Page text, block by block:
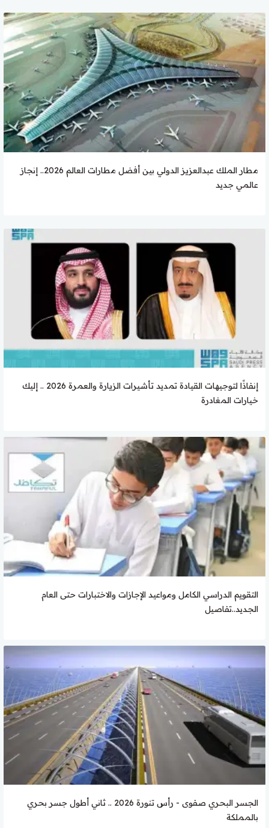
مطار الملك عبدالعزيز الدولي بين أفضل مطارات العالم 2026.. إنجاز
عالمي جديد
إنفاذًا لتوجيهات القيادة تمديد تأشيرات الزيارة والعمرة 2026 .. إليك
خيارات المغادرة
التقويم الدراسي الكامل ومواعيد الإجازات والاختبارات حتى العام
الجديد..تفاصيل
الجسر البحري صفوى - رأس تنورة 2026 .. ثاني أطول جسر بحري
بالمملكة